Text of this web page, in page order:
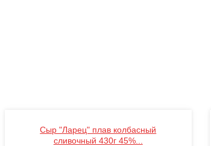
Сыр "Ларец" плав колбасный
сливочный 430г 45%...